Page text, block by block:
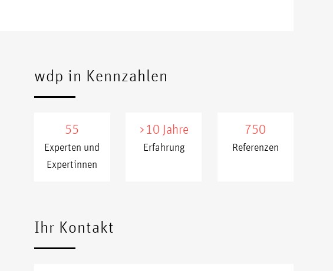
wdp in Kennzahlen
55
Experten und
Expertinnen
>10 Jahre
Erfahrung
750
Referenzen
Ihr Kontakt